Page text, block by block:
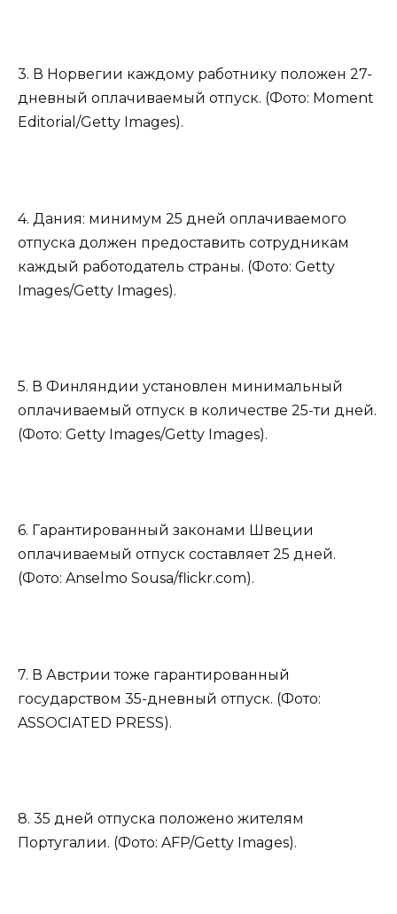
3. В Норвегии каждому работнику положен 27-
дневный оплачиваемый отпуск. (Фото: Moment
Editorial/Getty Images).
4. Дания: минимум 25 дней оплачиваемого
отпуска должен предоставить сотрудникам
каждый работодатель страны. (Фото: Getty
Images/Getty Images).
5. В Финляндии установлен минимальный
оплачиваемый отпуск в количестве 25-ти дней.
(Фото: Getty Images/Getty Images).
6. Гарантированный законами Швеции
оплачиваемый отпуск составляет 25 дней.
(Фото: Anselmo Sousa/flickr.com).
7. В Австрии тоже гарантированный
государством 35-дневный отпуск. (Фото:
ASSOCIATED PRESS).
8. 35 дней отпуска положено жителям
Португалии. (Фото: AFP/Getty Images).